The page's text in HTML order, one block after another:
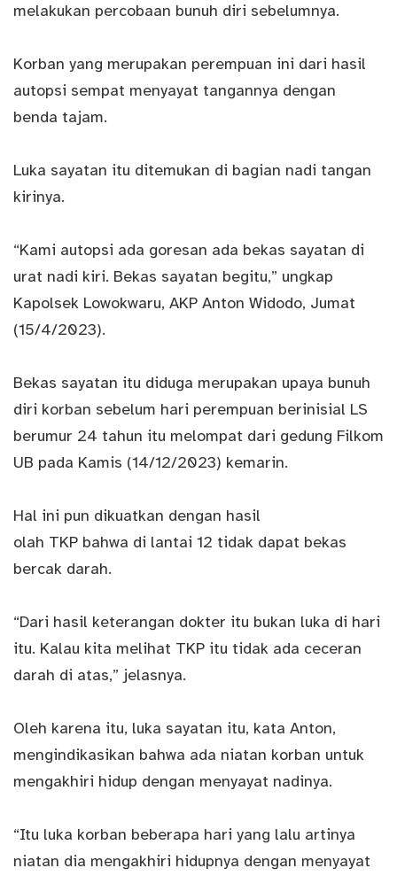
melakukan percobaan bunuh diri sebelumnya.
Korban yang merupakan perempuan ini dari hasil
autopsi sempat menyayat tangannya dengan
benda tajam.
Luka sayatan itu ditemukan di bagian nadi tangan
kirinya.
“Kami autopsi ada goresan ada bekas sayatan di
urat nadi kiri. Bekas sayatan begitu,” ungkap
Kapolsek Lowokwaru, AKP Anton Widodo, Jumat
(15/4/2023).
Bekas sayatan itu diduga merupakan upaya bunuh
diri korban sebelum hari perempuan berinisial LS
berumur 24 tahun itu melompat dari gedung Filkom
UB pada Kamis (14/12/2023) kemarin.
Hal ini pun dikuatkan dengan hasil
olah TKP bahwa di lantai 12 tidak dapat bekas
bercak darah.
“Dari hasil keterangan dokter itu bukan luka di hari
itu. Kalau kita melihat TKP itu tidak ada ceceran
darah di atas,” jelasnya.
Oleh karena itu, luka sayatan itu, kata Anton,
mengindikasikan bahwa ada niatan korban untuk
mengakhiri hidup dengan menyayat nadinya.
“Itu luka korban beberapa hari yang lalu artinya
niatan dia mengakhiri hidupnya dengan menyayat